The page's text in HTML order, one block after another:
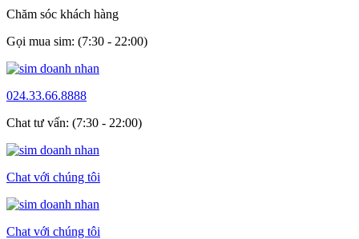
Chăm sóc khách hàng
Gọi mua sim: (7:30 - 22:00)
024.33.66.8888
Chat tư vấn: (7:30 - 22:00)
Chat với chúng tôi
Chat với chúng tôi